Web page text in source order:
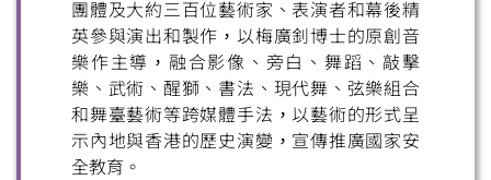
團體及大約三百位藝術家、表演者和幕後精
英參與演出和製作，以梅廣釗博士的原創音
樂作主導，融合影像、旁白、舞蹈、敲擊
樂、武術、醒獅、書法、現代舞、弦樂組合
和舞臺藝術等跨媒體手法，以藝術的形式呈
示內地與香港的歷史演變，宣傳推廣國家安
全教育。